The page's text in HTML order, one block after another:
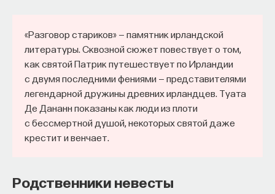
«Разговор стариков» — памятник ирландской
литературы. Сквозной сюжет повествует о том,
как святой Патрик путешествует по Ирландии
с двумя последними фениями — представителями
легендарной дружины древних ирландцев. Туата
Де Дананн показаны как люди из плоти
с бессмертной душой, некоторых святой даже
крестит и венчает.
Родственники невесты